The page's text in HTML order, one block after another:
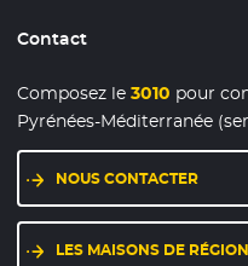
Contact
Composez le3010 pour
Pyrénées-Méditerranée
NOUS CONTACTER
LES MAISONS DE RÉGION